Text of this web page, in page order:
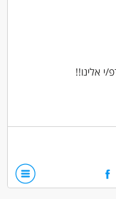
י אלינו!!
משותפת עם גורמים
שנה ג' לעבודה